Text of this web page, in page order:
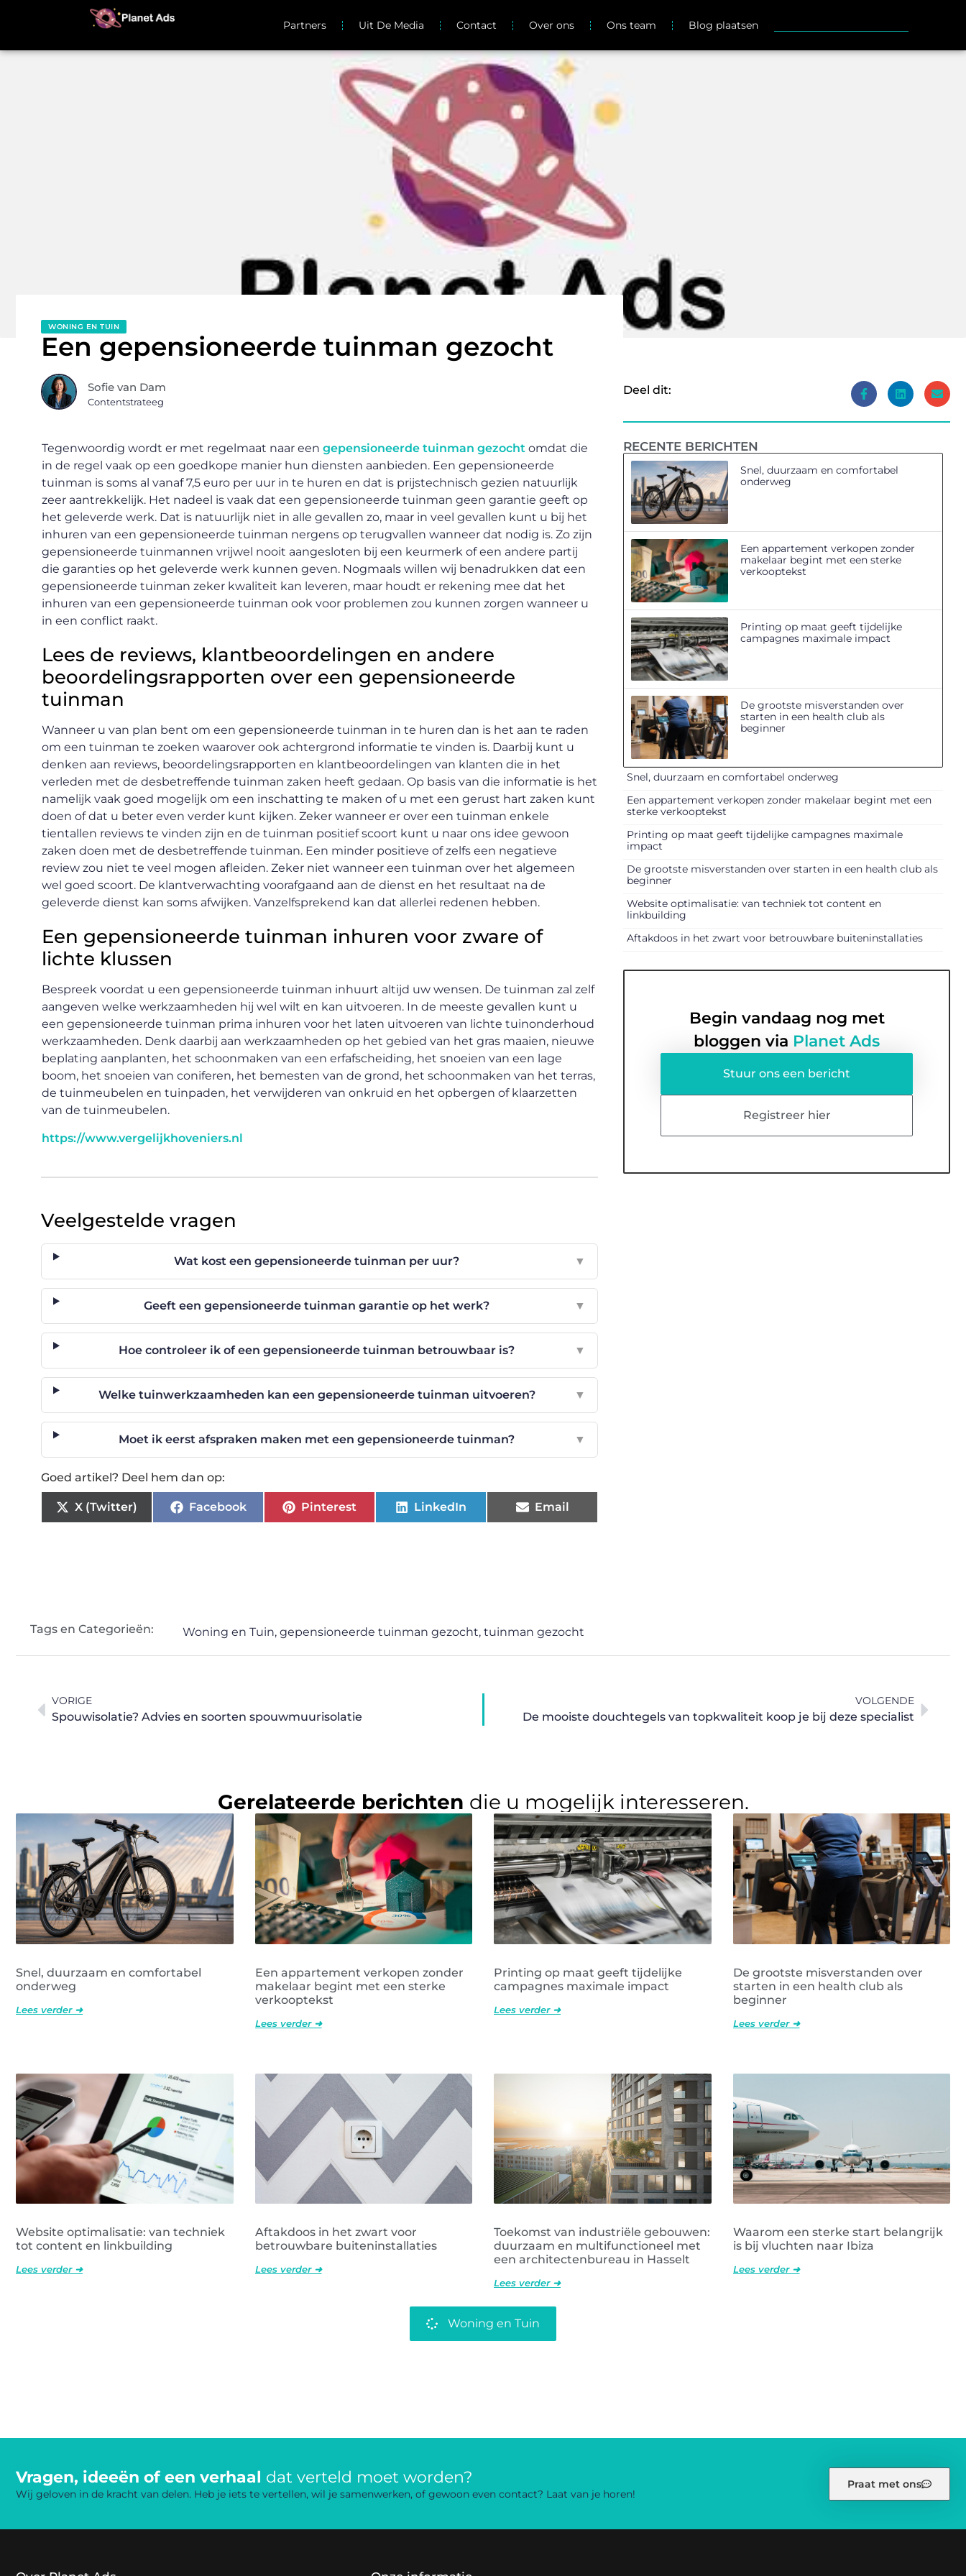
Partners Uit De Media Contact Over ons Ons team Blog plaatsen
WONING EN TUIN
Een gepensioneerde tuinman gezocht
Sofie van Dam
Contentstrateeg
Tegenwoordig wordt er met regelmaat naar een gepensioneerde tuinman gezocht omdat die
in de regel vaak op een goedkope manier hun diensten aanbieden. Een gepensioneerde
tuinman is soms al vanaf 7,5 euro per uur in te huren en dat is prijstechnisch gezien natuurlijk
zeer aantrekkelijk. Het nadeel is vaak dat een gepensioneerde tuinman geen garantie geeft op
het geleverde werk. Dat is natuurlijk niet in alle gevallen zo, maar in veel gevallen kunt u bij het
inhuren van een gepensioneerde tuinman nergens op terugvallen wanneer dat nodig is. Zo zijn
gepensioneerde tuinmannen vrijwel nooit aangesloten bij een keurmerk of een andere partij
die garanties op het geleverde werk kunnen geven. Nogmaals willen wij benadrukken dat een
gepensioneerde tuinman zeker kwaliteit kan leveren, maar houdt er rekening mee dat het
inhuren van een gepensioneerde tuinman ook voor problemen zou kunnen zorgen wanneer u
in een conflict raakt.
Lees de reviews, klantbeoordelingen en andere
beoordelingsrapporten over een gepensioneerde
tuinman
Wanneer u van plan bent om een gepensioneerde tuinman in te huren dan is het aan te raden
om een tuinman te zoeken waarover ook achtergrond informatie te vinden is. Daarbij kunt u
denken aan reviews, beoordelingsrapporten en klantbeoordelingen van klanten die in het
verleden met de desbetreffende tuinman zaken heeft gedaan. Op basis van die informatie is het
namelijk vaak goed mogelijk om een inschatting te maken of u met een gerust hart zaken kunt
doen of dat u beter even verder kunt kijken. Zeker wanneer er over een tuinman enkele
tientallen reviews te vinden zijn en de tuinman positief scoort kunt u naar ons idee gewoon
zaken doen met de desbetreffende tuinman. Een minder positieve of zelfs een negatieve
review zou niet te veel mogen afleiden. Zeker niet wanneer een tuinman over het algemeen
wel goed scoort. De klantverwachting voorafgaand aan de dienst en het resultaat na de
geleverde dienst kan soms afwijken. Vanzelfsprekend kan dat allerlei redenen hebben.
Een gepensioneerde tuinman inhuren voor zware of
lichte klussen
Bespreek voordat u een gepensioneerde tuinman inhuurt altijd uw wensen. De tuinman zal zelf
aangeven welke werkzaamheden hij wel wilt en kan uitvoeren. In de meeste gevallen kunt u
een gepensioneerde tuinman prima inhuren voor het laten uitvoeren van lichte tuinonderhoud
werkzaamheden. Denk daarbij aan werkzaamheden op het gebied van het gras maaien, nieuwe
beplating aanplanten, het schoonmaken van een erfafscheiding, het snoeien van een lage
boom, het snoeien van coniferen, het bemesten van de grond, het schoonmaken van het terras,
de tuinmeubelen en tuinpaden, het verwijderen van onkruid en het opbergen of klaarzetten
van de tuinmeubelen.
https://www.vergelijkhoveniers.nl
Veelgestelde vragen
Wat kost een gepensioneerde tuinman per uur? ▼
Geeft een gepensioneerde tuinman garantie op het werk? ▼
Hoe controleer ik of een gepensioneerde tuinman betrouwbaar is? ▼
Welke tuinwerkzaamheden kan een gepensioneerde tuinman uitvoeren? ▼
Moet ik eerst afspraken maken met een gepensioneerde tuinman? ▼
Goed artikel? Deel hem dan op:
X (Twitter) Facebook Pinterest LinkedIn Email
Deel dit:
RECENTE BERICHTEN
Snel, duurzaam en comfortabel
onderweg
Een appartement verkopen zonder
makelaar begint met een sterke
verkooptekst
Printing op maat geeft tijdelijke
campagnes maximale impact
De grootste misverstanden over
starten in een health club als
beginner
Snel, duurzaam en comfortabel onderweg
Een appartement verkopen zonder makelaar begint met een
sterke verkooptekst
Printing op maat geeft tijdelijke campagnes maximale
impact
De grootste misverstanden over starten in een health club als
beginner
Website optimalisatie: van techniek tot content en
linkbuilding
Aftakdoos in het zwart voor betrouwbare buiteninstallaties
Begin vandaag nog met
bloggen via Planet Ads
Stuur ons een bericht
Registreer hier
Tags en Categorieën: Woning en Tuin, gepensioneerde tuinman gezocht, tuinman gezocht
VORIGE
Spouwisolatie? Advies en soorten spouwmuurisolatie
VOLGENDE
De mooiste douchtegels van topkwaliteit koop je bij deze specialist
Gerelateerde berichten die u mogelijk interesseren.
Snel, duurzaam en comfortabel
onderweg
Lees verder ➜
Een appartement verkopen zonder
makelaar begint met een sterke
verkooptekst
Lees verder ➜
Printing op maat geeft tijdelijke
campagnes maximale impact
Lees verder ➜
De grootste misverstanden over
starten in een health club als
beginner
Lees verder ➜
Website optimalisatie: van techniek
tot content en linkbuilding
Lees verder ➜
Aftakdoos in het zwart voor
betrouwbare buiteninstallaties
Lees verder ➜
Toekomst van industriële gebouwen:
duurzaam en multifunctioneel met
een architectenbureau in Hasselt
Lees verder ➜
Waarom een sterke start belangrijk
is bij vluchten naar Ibiza
Lees verder ➜
Woning en Tuin
Vragen, ideeën of een verhaal dat verteld moet worden?
Wij geloven in de kracht van delen. Heb je iets te vertellen, wil je samenwerken, of gewoon even contact? Laat van je horen!
Praat met ons